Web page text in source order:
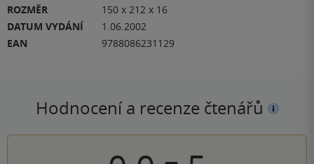
ROZMĚR
150 x 212 x 16
DATUM VYDÁNÍ
1.06.2002
EAN
9788086231129
Hodnocení a recenze čtenářů